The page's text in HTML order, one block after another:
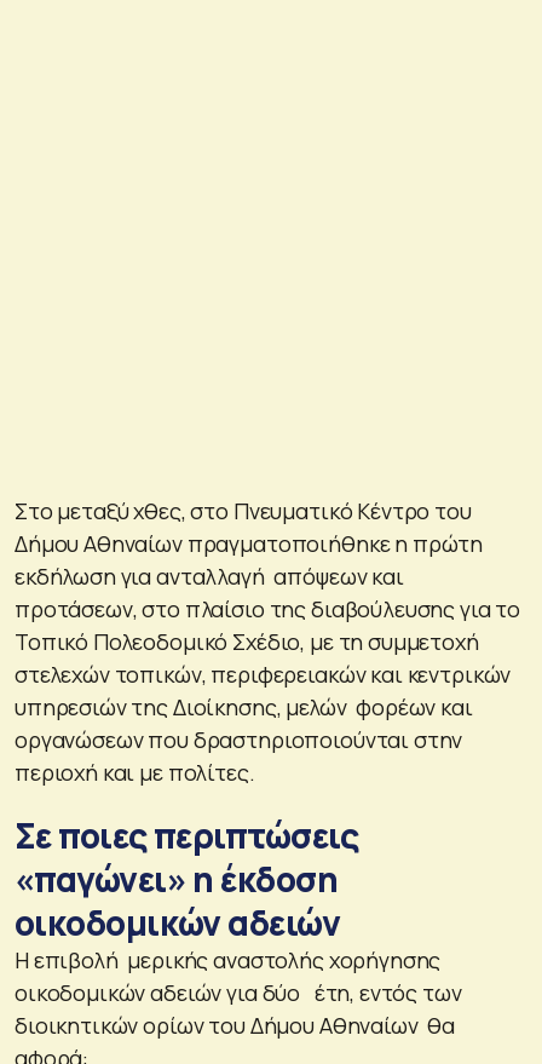
Στο μεταξύ χθες, στο Πνευματικό Κέντρο του
Δήμου Αθηναίων πραγματοποιήθηκε η πρώτη
εκδήλωση για ανταλλαγή απόψεων και
προτάσεων, στο πλαίσιο της διαβούλευσης για το
Τοπικό Πολεοδομικό Σχέδιο, με τη συμμετοχή
στελεχών τοπικών, περιφερειακών και κεντρικών
υπηρεσιών της Διοίκησης, μελών φορέων και
οργανώσεων που δραστηριοποιούνται στην
περιοχή και με πολίτες.
Σε ποιες περιπτώσεις
«παγώνει» η έκδοση
οικοδομικών αδειών
Η επιβολή μερικής αναστολής χορήγησης
οικοδομικών αδειών για δύο έτη, εντός των
διοικητικών ορίων του Δήμου Αθηναίων θα
αφορά: